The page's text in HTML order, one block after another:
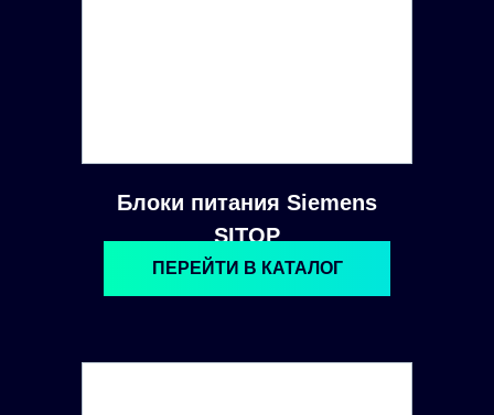
Блоки питания Siemens
SITOP
ПЕРЕЙТИ В КАТАЛОГ